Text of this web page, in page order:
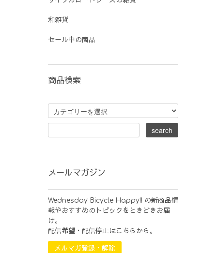
和雑貨
セール中の商品
商品検索
メールマガジン
Wednesday Bicycle Happy!! の新商品情
報やおすすめのトピックをときどきお届
け。
配信希望・配信停止はこちらから。
メルマガ登録・解除